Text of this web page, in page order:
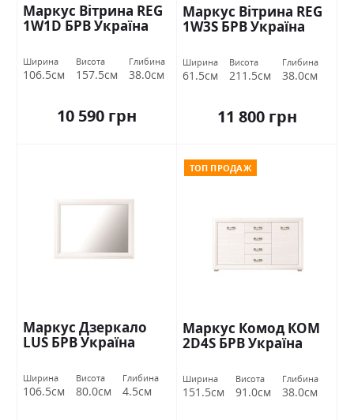
Маркус Вітрина REG
1W1D БРВ Україна
Ширина
106.5см
Висота
157.5см
Глибина
38.0см
10 590 грн
Маркус Вітрина REG
1W3S БРВ Україна
Ширина
61.5см
Висота
211.5см
Глибина
38.0см
11 800 грн
Маркус Дзеркало
LUS БРВ Україна
Ширина
106.5см
Висота
80.0см
Глибина
4.5см
ТОП ПРОДАЖ
Маркус Комод КОМ
2D4S БРВ Україна
Ширина
151.5см
Висота
91.0см
Глибина
38.0см